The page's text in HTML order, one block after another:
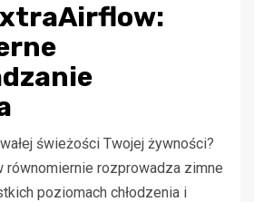
świeżości Twojej żywności?
równomiernie rozprowadza zimne
poziomach chłodzenia i